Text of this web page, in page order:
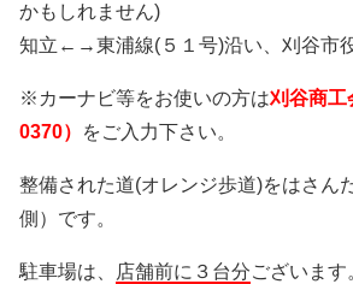
かもしれません)
知立←→東浦線(５１号)沿い、刈谷市
※カーナビ等をお使いの方は刈谷商工
0370）
をご入力下さい。
整備された道(オレンジ歩道)をはさん
側）です。
駐車場は、 店舗前に３台分ございます